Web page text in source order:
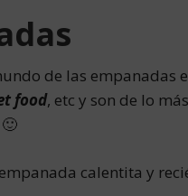
de las empanadas
food, etc y son de lo
calentita y